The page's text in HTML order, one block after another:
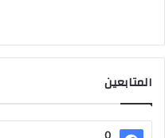
المتابعين
0